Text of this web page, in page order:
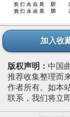
加入收
版权声明： 中国
推荐收集整理而
作者所有。如本
联系，我们将立